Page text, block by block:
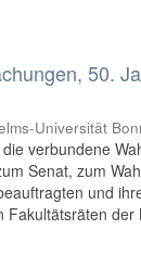
50.
Universität
verbundene
Senat, zum
und
Fakultätsräten der